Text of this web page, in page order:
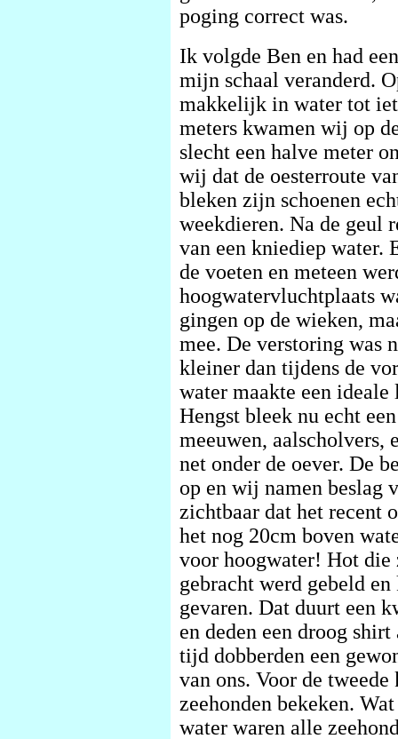
poging correct was.
Ik volgde Ben en had
mijn schaal veranderd.
makkelijk in water tot
meters kwamen wij op
slecht een halve meter
wij dat de oesterroute
bleken zijn schoenen
weekdieren. Na de geul
van een kniediep water.
de voeten en meteen
hoogwatervluchtplaats
gingen op de wieken,
mee. De verstoring was
kleiner dan tijdens de
water maakte een
Hengst bleek nu echt
meeuwen, aalscholvers,
net onder de oever. De
op en wij namen beslag
zichtbaar dat het recent
het nog 20cm boven
voor hoogwater! Hot die
gebracht werd gebeld
gevaren. Dat duurt een
en deden een droog
tijd dobberden een
van ons. Voor de
zeehonden bekeken.
water waren alle